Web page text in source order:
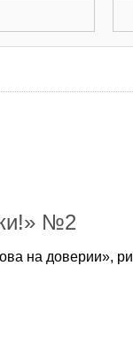
№2
на доверии»,